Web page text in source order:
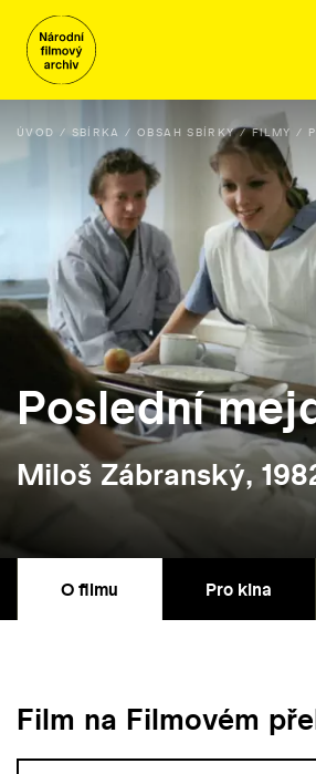
ÚVOD SBÍRKA OBSAH SBÍRKY FILMY
Poslední
Miloš Zábranský,
O filmu Pro kina
Film na Filmovém